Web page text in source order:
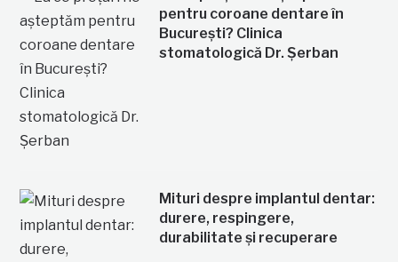
pentru coroane dentare în
București? Clinica
stomatologică Dr. Șerban
Mituri despre implantul dentar:
durere, respingere,
durabilitate și recuperare